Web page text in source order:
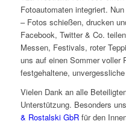
Fotoautomaten integriert.
– Fotos schießen, drucken
Facebook, Twitter & Co.
Messen, Festivals, roter
uns auf einen Sommer voller
festgehaltene,
Vielen Dank an alle
Unterstützung. Besonders
& Rostalski GbRfür den